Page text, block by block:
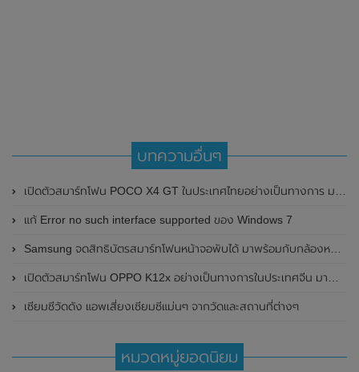
บทความอื่นๆ
เปิดตัวสมาร์ทโฟน POCO X4 GT ในประเทศไทยอย่างเป็นทางการ มาพร้อมชิปเซ็ตเรือธง MediaTek Dimensity 8100 , หน้าจอ ⁣144Hz และรองรับการชาร์จไว 67W
แก้ Error no such interface supported ของ Windows 7
Samsung จดสิทธิบัตรสมาร์ทโฟนหน้าจอพับได้ มาพร้อมกับกล้องหมุนไปกลับได้
เปิดตัวสมาร์ทโฟน OPPO K12x อย่างเป็นทางการในประเทศจีน มาพร้อมหน้าจอแสดงผลขนาดใหญ่ 6.67 นิ้ว , กล้องหลังคู่ ความละเอียด 50MP และรองรับการชาร์จไวที่ 80W
เซียมซีวัดดัง แอพเสี่ยงเซียมซีแม่นๆ จากวัดและสถานที่ต่างๆ
หมวดหมู่ยอดนิยม